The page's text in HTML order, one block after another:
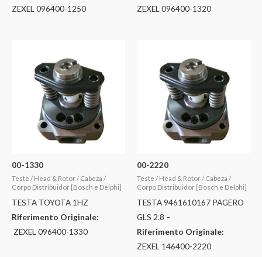
ZEXEL 096400-1250
ZEXEL 096400-1320
00-1330
Teste / Head & Rotor / Cabeza /
Corpo Distribuidor [Bosch e Delphi]
TESTA TOYOTA 1HZ
Riferimento Originale:
ZEXEL 096400-1330
00-2220
Teste / Head & Rotor / Cabeza /
Corpo Distribuidor [Bosch e Delphi]
TESTA 9461610167 PAGERO
GLS 2.8 –
Riferimento Originale:
ZEXEL 146400-2220